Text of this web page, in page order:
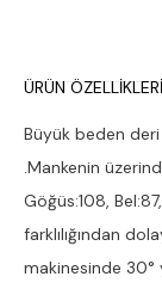
ÜRÜN ÖZELLIKLERI
Büyük beden
.Mankenin
Göğüs:108,
farklılığından
makinesinde 30°